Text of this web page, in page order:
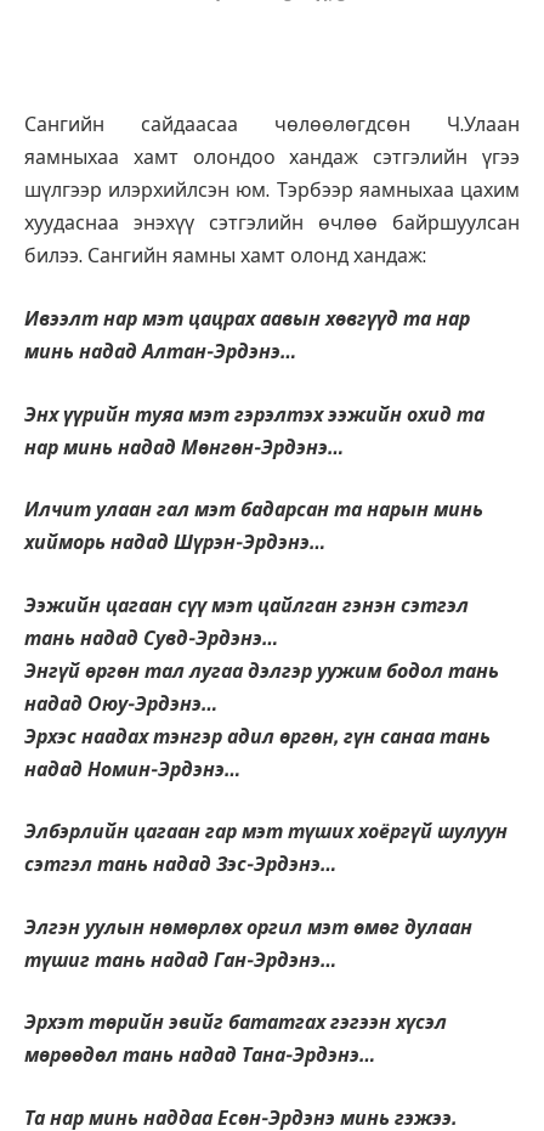
Сангийн сайдаасаа чөлөөлөгдсөн Ч.Улаан
яамныхаа хамт олондоо хандаж сэтгэлийн үгээ
шүлгээр илэрхийлсэн юм. Тэрбээр яамныхаа цахим
хуудаснаа энэхүү сэтгэлийн өчлөө байршуулсан
билээ. Сангийн яамны хамт олонд хандаж:
Ивээлт нар мэт цацрах аавын хөвгүүд та нар
минь надад Алтан-Эрдэнэ…
Энх үүрийн туяа мэт гэрэлтэх ээжийн охид та
нар минь надад Мөнгөн-Эрдэнэ…
Илчит улаан гал мэт бадарсан та нарын минь
хийморь надад Шүрэн-Эрдэнэ…
Ээжийн цагаан сүү мэт цайлган гэнэн сэтгэл
тань надад Сувд-Эрдэнэ…
Энгүй өргөн тал лугаа дэлгэр уужим бодол тань
надад Оюу-Эрдэнэ…
Эрхэс наадах тэнгэр адил өргөн, гүн санаа тань
надад Номин-Эрдэнэ…
Элбэрлийн цагаан гар мэт түших хоёргүй шулуун
сэтгэл тань надад Зэс-Эрдэнэ…
Элгэн уулын нөмөрлөх оргил мэт өмөг дулаан
түшиг тань надад Ган-Эрдэнэ…
Эрхэт төрийн эвийг бататгах гэгээн хүсэл
мөрөөдөл тань надад Тана-Эрдэнэ…
Та нар минь наддаа Есөн-Эрдэнэ минь гэжээ.